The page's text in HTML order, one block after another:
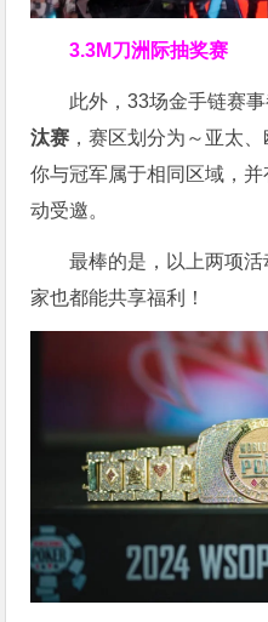
3.3M刀洲际抽奖赛
此外，33场金手链赛
汰赛 ，赛区划分为～亚太
你与冠军属于相同区域，
动受邀。
最棒的是，以上两项
家也都能共享福利！